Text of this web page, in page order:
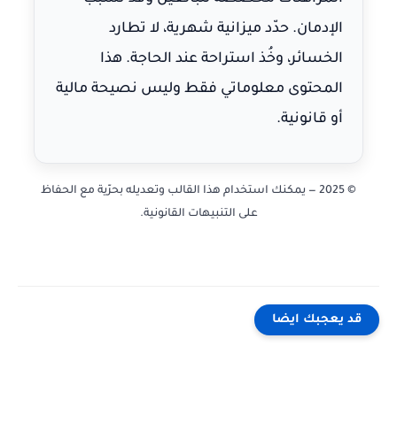
الإدمان. حدّد ميزانية شهرية، لا تطارد
الخسائر، وخُذ استراحة عند الحاجة. هذا
المحتوى معلوماتي فقط وليس نصيحة مالية
أو قانونية.
© 2025 — يمكنك استخدام هذا القالب وتعديله بحرّية مع الحفاظ
على التنبيهات القانونية.
قد يعجبك ايضا